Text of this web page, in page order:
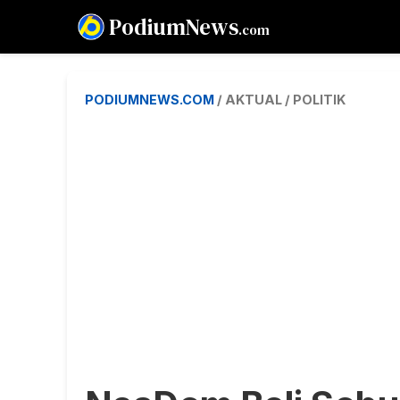
PodiumNews.com
PODIUMNEWS.COM / AKTUAL / POLITIK